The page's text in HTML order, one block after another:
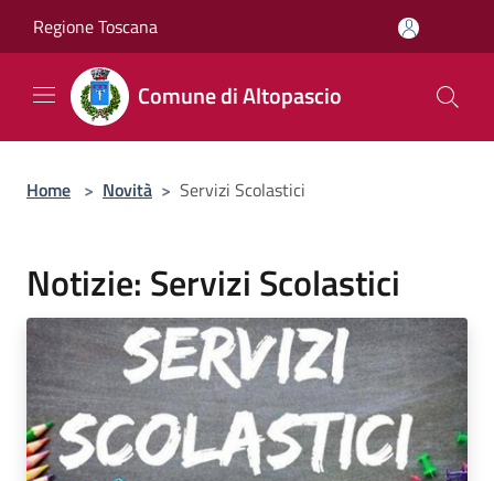
Regione Toscana
Comune di Altopascio
Home > Novità > Servizi Scolastici
Notizie: Servizi Scolastici